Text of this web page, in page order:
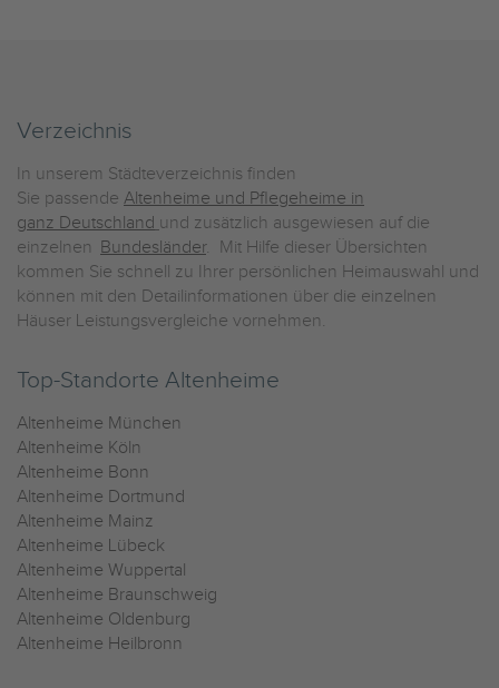
Verzeichnis
In unserem Städteverzeichnis finden
Sie passende Altenheime und Pflegeheime in
ganz Deutschland und zusätzlich ausgewiesen auf die
einzelnen Bundesländer. Mit Hilfe dieser Übersichten
kommen Sie schnell zu Ihrer persönlichen Heimauswahl und
können mit den Detailinformationen über die einzelnen
Häuser Leistungsvergleiche vornehmen.
Top-Standorte Altenheime
Altenheime München
Altenheime Köln
Altenheime Bonn
Altenheime Dortmund
Altenheime Mainz
Altenheime Lübeck
Altenheime Wuppertal
Altenheime Braunschweig
Altenheime Oldenburg
Altenheime Heilbronn